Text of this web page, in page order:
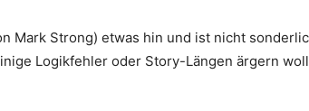
Mark Strong) etwas hin und ist nicht
Logikfehler oder Story-Längen ärgern